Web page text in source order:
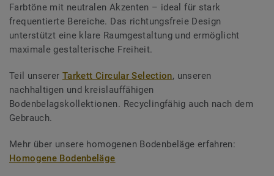
Farbtöne mit neutralen Akzenten – ideal für stark
frequentierte Bereiche. Das richtungsfreie Design
unterstützt eine klare Raumgestaltung und ermöglicht
maximale gestalterische Freiheit.
Teil unserer Tarkett Circular Selection, unseren
nachhaltigen und kreislauffähigen
Bodenbelagskollektionen. Recyclingfähig auch nach dem
Gebrauch.
Mehr über unsere homogenen Bodenbeläge erfahren:
Homogene Bodenbeläge